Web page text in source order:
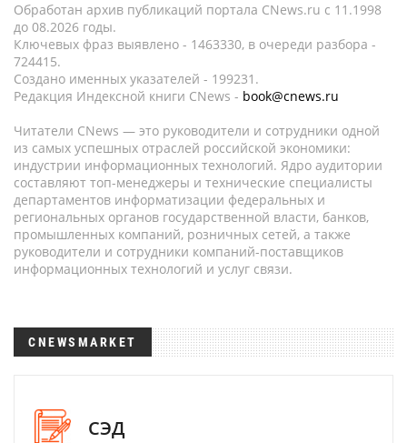
Обработан архив публикаций портала CNews.ru c 11.1998
до 08.2026 годы.
Ключевых фраз выявлено - 1463330, в очереди разбора -
724415.
Создано именных указателей - 199231.
Редакция Индексной книги CNews - book@cnews.ru
Читатели CNews — это руководители и сотрудники одной
из самых успешных отраслей российской экономики:
индустрии информационных технологий. Ядро аудитории
составляют топ-менеджеры и технические специалисты
департаментов информатизации федеральных и
региональных органов государственной власти, банков,
промышленных компаний, розничных сетей, а также
руководители и сотрудники компаний-поставщиков
информационных технологий и услуг связи.
CNEWSMARKET
СЭД